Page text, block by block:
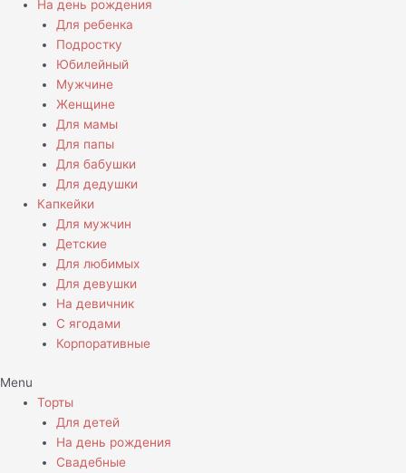
На день рождения
Для ребенка
Подростку
Юбилейный
Мужчине
Женщине
Для мамы
Для папы
Для бабушки
Для дедушки
Капкейки
Для мужчин
Детские
Для любимых
Для девушки
На девичник
С ягодами
Корпоративные
Menu
Торты
Для детей
На день рождения
Свадебные